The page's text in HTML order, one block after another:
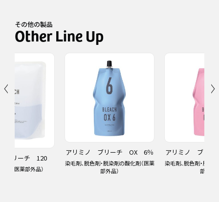
その他の製品
ブリーチ 120
剤（医薬部外品）
アリミノ ブリーチ OX 6％
染毛剤、脱色剤・脱染剤の酸化剤（医薬
部外品）
アリミノ ブリ
染毛剤、脱色剤・脱染
部外品）